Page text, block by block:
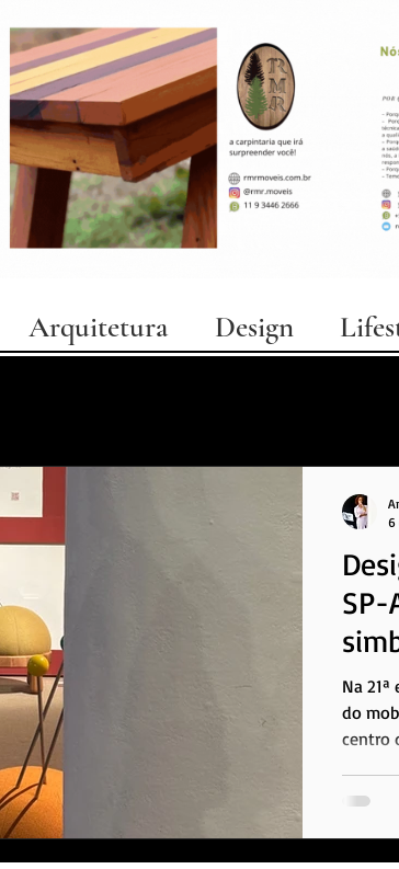
Arquitetura Design
SP-
Na
do
centro
6